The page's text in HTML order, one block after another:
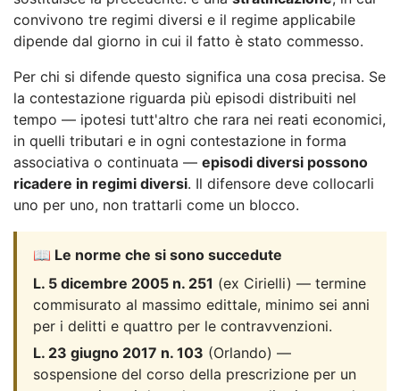
convivono tre regimi diversi e il regime applicabile
dipende dal giorno in cui il fatto è stato commesso.
Per chi si difende questo significa una cosa precisa. Se
la contestazione riguarda più episodi distribuiti nel
tempo — ipotesi tutt'altro che rara nei reati economici,
in quelli tributari e in ogni contestazione in forma
associativa o continuata — episodi diversi possono
ricadere in regimi diversi. Il difensore deve collocarli
uno per uno, non trattarli come un blocco.
📖 Le norme che si sono succedute
L. 5 dicembre 2005 n. 251 (ex Cirielli) — termine
commisurato al massimo edittale, minimo sei anni
per i delitti e quattro per le contravvenzioni.
L. 23 giugno 2017 n. 103 (Orlando) —
sospensione del corso della prescrizione per un